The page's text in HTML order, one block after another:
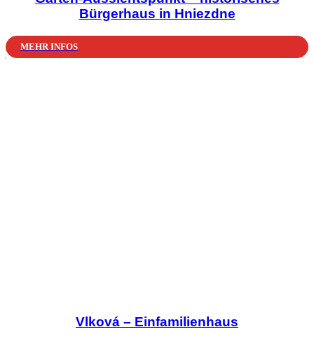
Bürgerhaus in Hniezdne
MEHR INFOS
Vlková – Einfamilienhaus